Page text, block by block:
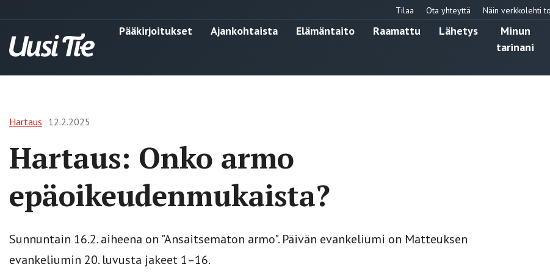
Tilaa Ota yhteyttä Näin verkkolehti
Pääkirjoitukset Ajankohtaista Elämäntaito Raamattu Lähetys
Minun
tarinani
Hartaus 12.2.2025
Hartaus: Onko armo
epäoikeudenmukaista?
Sunnuntain 16.2. aiheena on "Ansaitsematon armo". Päivän evankeliumi on Matteuksen
evankeliumin 20. luvusta jakeet 1–16.